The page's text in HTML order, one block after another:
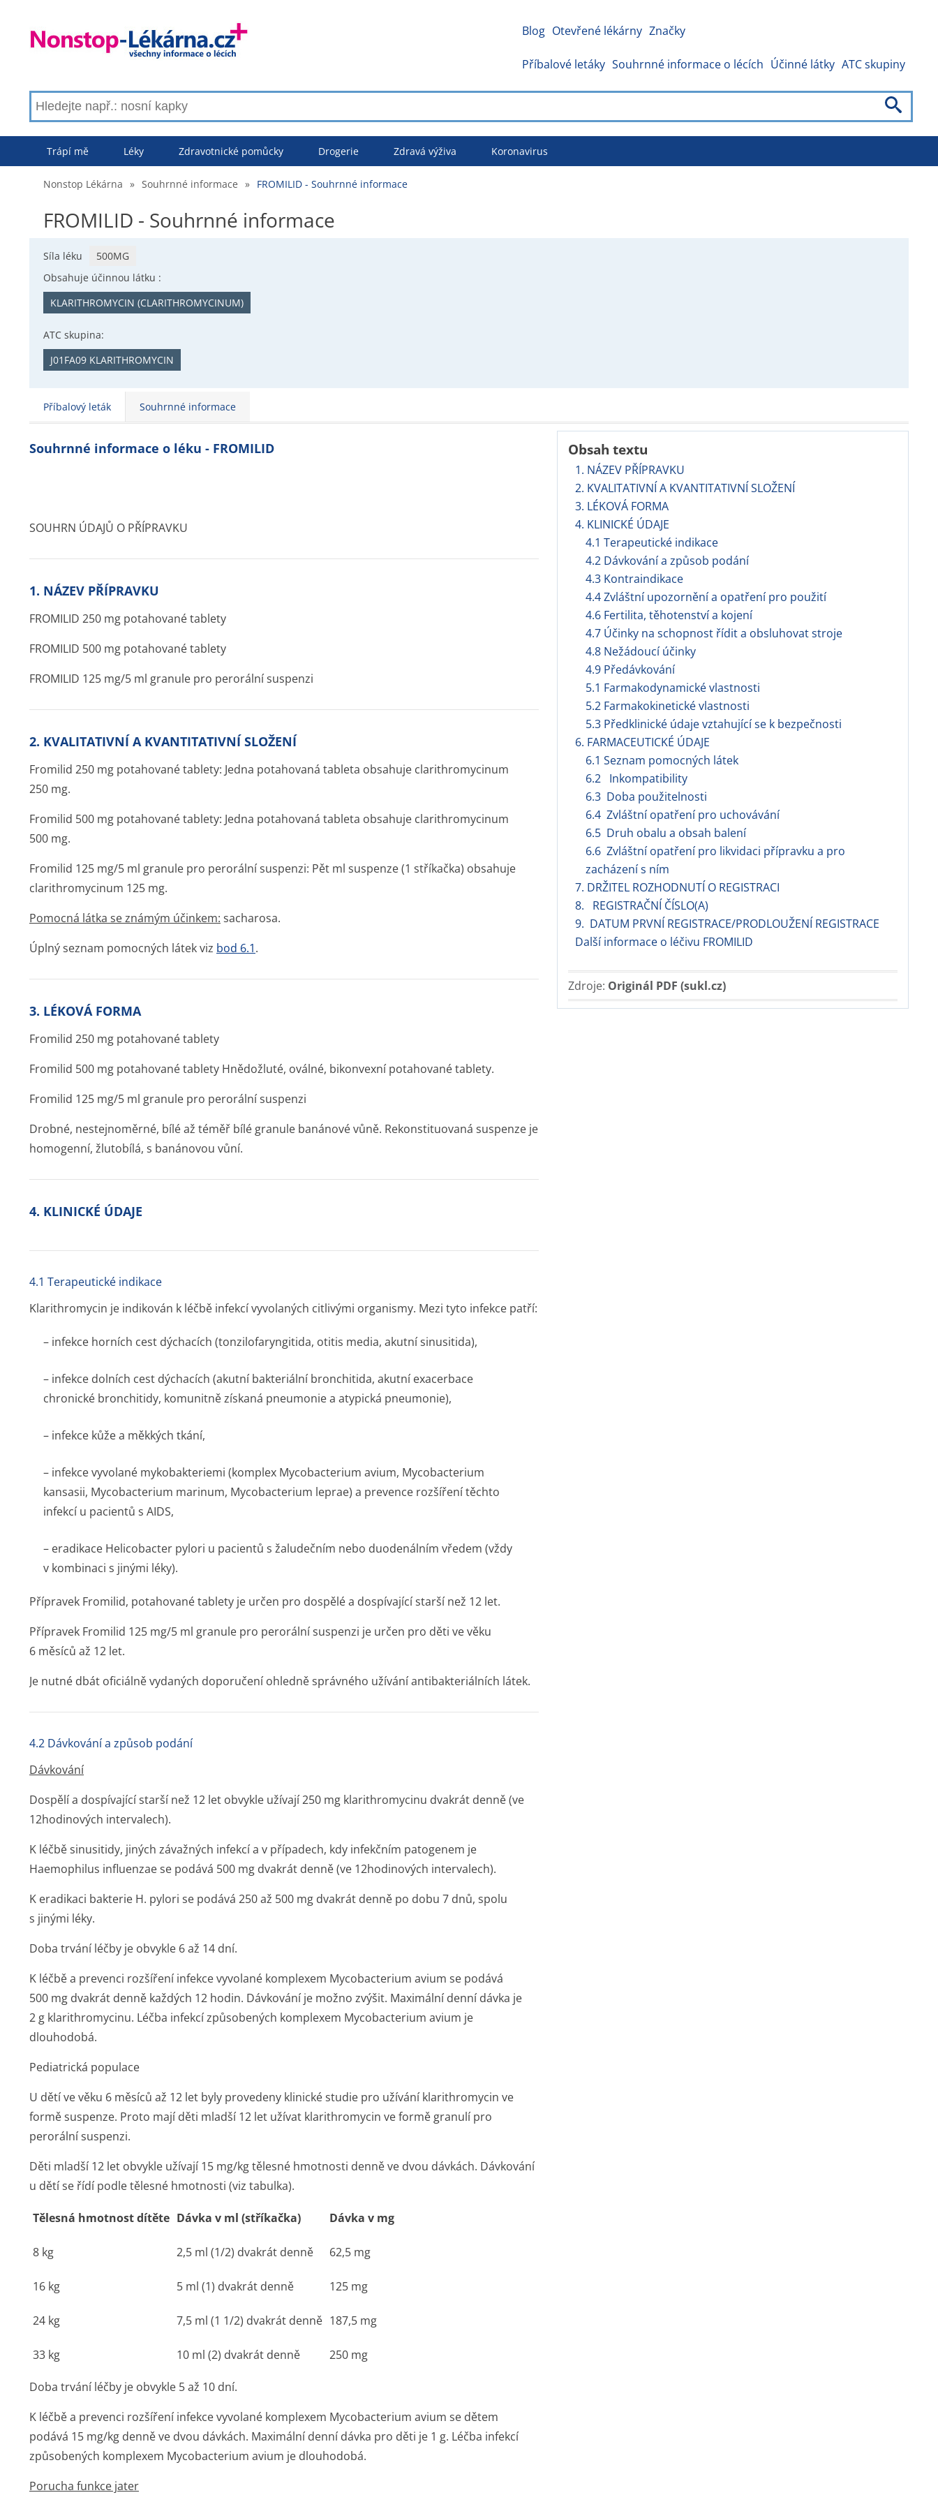
Blog Otevřené lékárny Značky
Příbalové letáky Souhrnné informace o lécích Účinné látky ATC skupiny
Trápí mě Léky Zdravotnické pomůcky Drogerie Zdravá výživa Koronavirus
Nonstop Lékárna » Souhrnné informace » FROMILID - Souhrnné informace
FROMILID - Souhrnné informace
Síla léku
500MG
Obsahuje účinnou látku :
KLARITHROMYCIN (CLARITHROMYCINUM)
ATC skupina:
J01FA09 KLARITHROMYCIN
Příbalový leták Souhrnné informace
Obsah textu
1. NÁZEV PŘÍPRAVKU
2. KVALITATIVNÍ A KVANTITATIVNÍ SLOŽENÍ
3. LÉKOVÁ FORMA
4. KLINICKÉ ÚDAJE
4.1 Terapeutické indikace
4.2 Dávkování a způsob podání
4.3 Kontraindikace
4.4 Zvláštní upozornění a opatření pro použití
4.6 Fertilita, těhotenství a kojení
4.7 Účinky na schopnost řídit a obsluhovat stroje
4.8 Nežádoucí účinky
4.9 Předávkování
5.1 Farmakodynamické vlastnosti
5.2 Farmakokinetické vlastnosti
5.3 Předklinické údaje vztahující se k bezpečnosti
6. FARMACEUTICKÉ ÚDAJE
6.1 Seznam pomocných látek
6.2 Inkompatibility
6.3 Doba použitelnosti
6.4 Zvláštní opatření pro uchovávání
6.5 Druh obalu a obsah balení
6.6 Zvláštní opatření pro likvidaci přípravku a pro
zacházení s ním
7. DRŽITEL ROZHODNUTÍ O REGISTRACI
8. REGISTRAČNÍ ČÍSLO(A)
9. DATUM PRVNÍ REGISTRACE/PRODLOUŽENÍ REGISTRACE
Další informace o léčivu FROMILID
Zdroje: Originál PDF (sukl.cz)
Souhrnné informace o léku - FROMILID
SOUHRN ÚDAJŮ O PŘÍPRAVKU
1. NÁZEV PŘÍPRAVKU
FROMILID 250 mg potahované tablety
FROMILID 500 mg potahované tablety
FROMILID 125 mg/5 ml granule pro perorální suspenzi
2. KVALITATIVNÍ A KVANTITATIVNÍ SLOŽENÍ
Fromilid 250 mg potahované tablety: Jedna potahovaná tableta obsahuje clarithromycinum
250 mg.
Fromilid 500 mg potahované tablety: Jedna potahovaná tableta obsahuje clarithromycinum
500 mg.
Fromilid 125 mg/5 ml granule pro perorální suspenzi: Pět ml suspenze (1 stříkačka) obsahuje
clarithromycinum 125 mg.
Pomocná látka se známým účinkem: sacharosa.
Úplný seznam pomocných látek viz bod 6.1.
3. LÉKOVÁ FORMA
Fromilid 250 mg potahované tablety
Fromilid 500 mg potahované tablety Hnědožluté, oválné, bikonvexní potahované tablety.
Fromilid 125 mg/5 ml granule pro perorální suspenzi
Drobné, nestejnoměrné, bílé až téměř bílé granule banánové vůně. Rekonstituovaná suspenze je
homogenní, žlutobílá, s banánovou vůní.
4. KLINICKÉ ÚDAJE
4.1 Terapeutické indikace
Klarithromycin je indikován k léčbě infekcí vyvolaných citlivými organismy. Mezi tyto infekce patří:
– infekce horních cest dýchacích (tonzilofaryn­gitida, otitis media, akutní sinusitida),
– infekce dolních cest dýchacích (akutní bakteriální bronchitida, akutní exacerbace
chronické bronchitidy, komunitně získaná pneumonie a atypická pneumonie),
– infekce kůže a měkkých tkání,
– infekce vyvolané mykobakteriemi (komplex Mycobacterium avium, Mycobacterium
kansasii, Mycobacterium marinum, Mycobacterium leprae) a prevence rozšíření těchto
infekcí u pacientů s AIDS,
– eradikace Helicobacter pylori u pacientů s žaludečním nebo duodenálním vředem (vždy
v kombinaci s jinými léky).
Přípravek Fromilid, potahované tablety je určen pro dospělé a dospívající starší než 12 let.
Přípravek Fromilid 125 mg/5 ml granule pro perorální suspenzi je určen pro děti ve věku
6 měsíců až 12 let.
Je nutné dbát oficiálně vydaných doporučení ohledně správného užívání antibakteriál­ních látek.
4.2 Dávkování a způsob podání
Dávkování
Dospělí a dospívající starší než 12 let obvykle užívají 250 mg klarithromycinu dvakrát denně (ve
12hodinových intervalech).
K léčbě sinusitidy, jiných závažných infekcí a v případech, kdy infekčním patogenem je
Haemophilus influenzaese podává 500 mg dvakrát denně (ve 12hodinových intervalech).
K eradikaci bakterie H. pylori se podává 250 až 500 mg dvakrát denně po dobu 7 dnů, spolu
s jinými léky.
Doba trvání léčby je obvykle 6 až 14 dní.
K léčbě a prevenci rozšíření infekce vyvolané komplexem Mycobacterium avium se podává
500 mg dvakrát denně každých 12 hodin. Dávkování je možno zvýšit. Maximální denní dávka je
2 g klarithromycinu. Léčba infekcí způsobených komplexem Mycobacterium avium je
dlouhodobá.
Pediatrická populace
U dětí ve věku 6 měsíců až 12 let byly provedeny klinické studie pro užívání klarithromycin ve
formě suspenze. Proto mají děti mladší 12 let užívat klarithromycin ve formě granulí pro
perorální suspenzi.
Děti mladší 12 let obvykle užívají 15 mg/kg tělesné hmotnosti denně ve dvou dávkách. Dávkování
u dětí se řídí podle tělesné hmotnosti (viz tabulka).
Tělesná hmotnost dítěte Dávka v ml (stříkačka) Dávka v mg
8 kg 2,5 ml (1/2) dvakrát denně 62,5 mg
16 kg 5 ml (1) dvakrát denně 125 mg
24 kg 7,5 ml (1 1/2) dvakrát denně 187,5 mg
33 kg 10 ml (2) dvakrát denně 250 mg
Doba trvání léčby je obvykle 5 až 10 dní.
K léčbě a prevenci rozšíření infekce vyvolané komplexem Mycobacterium avium se dětem
podává 15 mg/kg denně ve dvou dávkách. Maximální denní dávka pro děti je 1 g. Léčba infekcí
způsobených komplexem Mycobacterium avium je dlouhodobá.
Porucha funkce jater